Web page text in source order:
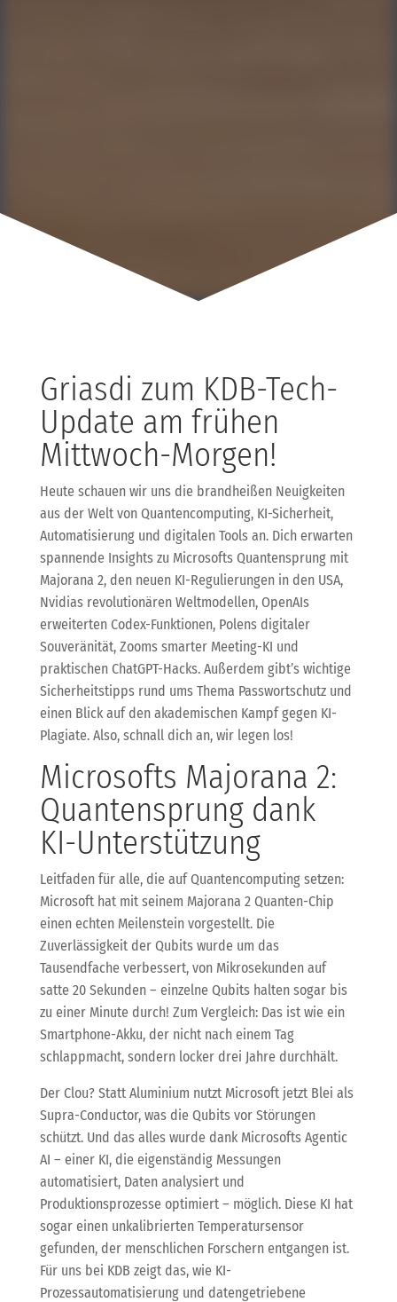
Griasdi zum KDB-Tech-
Update am frühen
Mittwoch-Morgen!
Heute schauen wir uns die brandheißen Neuigkeiten
aus der Welt von Quantencomputing, KI-Sicherheit,
Automatisierung und digitalen Tools an. Dich erwarten
spannende Insights zu Microsofts Quantensprung mit
Majorana 2, den neuen KI-Regulierungen in den USA,
Nvidias revolutionären Weltmodellen, OpenAIs
erweiterten Codex-Funktionen, Polens digitaler
Souveränität, Zooms smarter Meeting-KI und
praktischen ChatGPT-Hacks. Außerdem gibt’s wichtige
Sicherheitstipps rund ums Thema Passwortschutz und
einen Blick auf den akademischen Kampf gegen KI-
Plagiate. Also, schnall dich an, wir legen los!
Microsofts Majorana 2:
Quantensprung dank
KI-Unterstützung
Leitfaden für alle, die auf Quantencomputing setzen:
Microsoft hat mit seinem Majorana 2 Quanten-Chip
einen echten Meilenstein vorgestellt. Die
Zuverlässigkeit der Qubits wurde um das
Tausendfache verbessert, von Mikrosekunden auf
satte 20 Sekunden – einzelne Qubits halten sogar bis
zu einer Minute durch! Zum Vergleich: Das ist wie ein
Smartphone-Akku, der nicht nach einem Tag
schlappmacht, sondern locker drei Jahre durchhält.
Der Clou? Statt Aluminium nutzt Microsoft jetzt Blei als
Supra-Conductor, was die Qubits vor Störungen
schützt. Und das alles wurde dank Microsofts Agentic
AI – einer KI, die eigenständig Messungen
automatisiert, Daten analysiert und
Produktionsprozesse optimiert – möglich. Diese KI hat
sogar einen unkalibrierten Temperatursensor
gefunden, der menschlichen Forschern entgangen ist.
Für uns bei KDB zeigt das, wie KI-
Prozessautomatisierung und datengetriebene